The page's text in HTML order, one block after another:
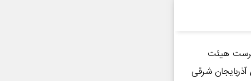
هیئت
شرقی